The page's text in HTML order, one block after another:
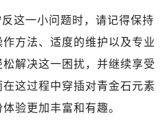
这一小问题时，请记得保持
方法、适度的维护以及专业
解决这一困扰，并继续享受
这过程中穿插对青金石元素
验更加丰富和有趣。